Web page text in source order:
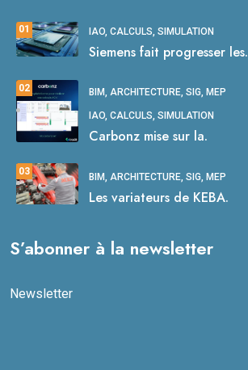
01 IAO, CALCULS, SIMULATION
Siemens fait progresser les.
02 BIM, ARCHITECTURE, SIG, MEP
IAO, CALCULS, SIMULATION
Carbonz mise sur la.
03 BIM, ARCHITECTURE, SIG, MEP
Les variateurs de KEBA.
S’abonner à la newsletter
Newsletter